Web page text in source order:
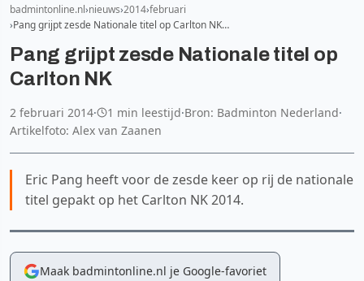
badmintonline.nl nieuws 2014 februari
Pang grijpt zesde Nationale titel op Carlton NK…
Pang grijpt zesde Nationale titel op
Carlton NK
2 februari 2014· 1 min leestijd·Bron: Badminton Nederland·
Artikelfoto: Alex van Zaanen
Eric Pang heeft voor de zesde keer op rij de nationale
titel gepakt op het Carlton NK 2014.
Maak badmintonline.nl je Google-favoriet